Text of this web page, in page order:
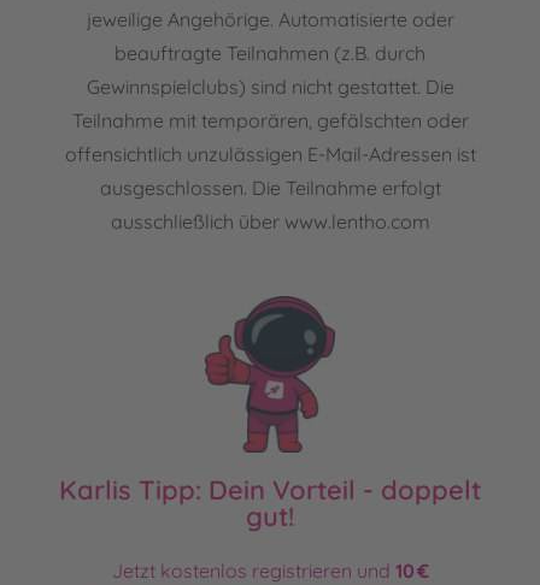
jeweilige Angehörige. Automatisierte oder
beauftragte Teilnahmen (z.B. durch
Gewinnspielclubs) sind nicht gestattet. Die
Teilnahme mit temporären, gefälschten oder
offensichtlich unzulässigen E-Mail-Adressen ist
ausgeschlossen. Die Teilnahme erfolgt
ausschließlich über www.lentho.com
Karlis Tipp: Dein Vorteil - doppelt
gut!
Jetzt kostenlos registrieren und 10 €